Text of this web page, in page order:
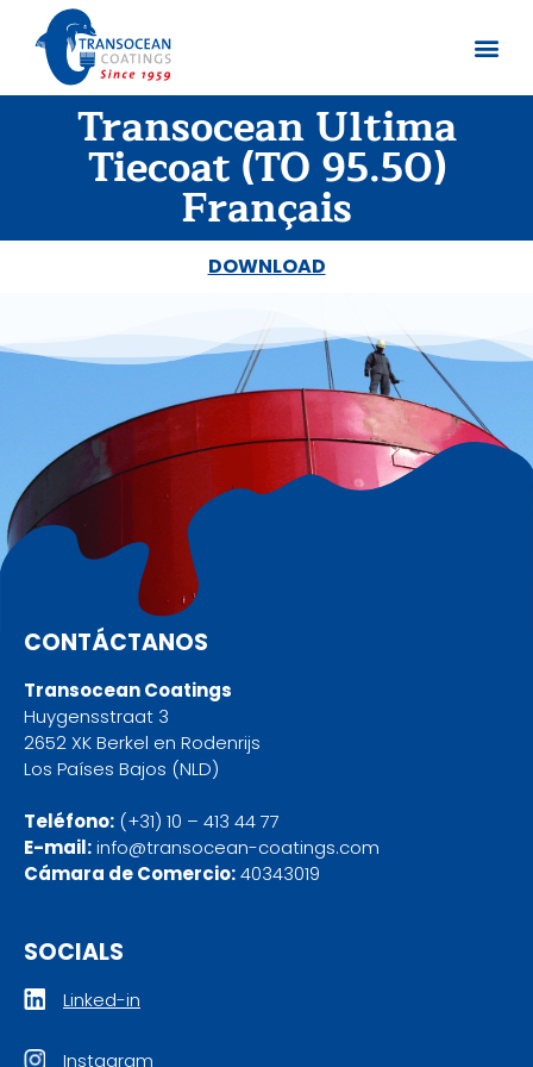
Transocean Ultima
Tiecoat (TO 95.50)
Français
DOWNLOAD
CONTÁCTANOS
Transocean Coatings
Huygensstraat 3
2652 XK Berkel en Rodenrijs
Los Países Bajos (NLD)
Teléfono: (+31) 10 – 413 44 77
E-mail:info@transocean-coatings.com
Cámara de Comercio:40343019
SOCIALS
Linked-in
Instagram